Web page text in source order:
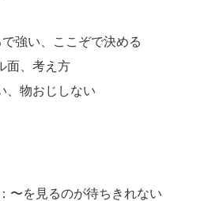
で強い、ここぞで決める
面、考え方
、物おじしない
：〜を見るのが待ちきれない